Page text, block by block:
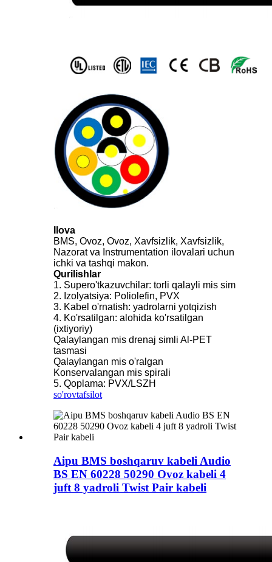
Ilova
BMS, Ovoz, Ovoz, Xavfsizlik, Xavfsizlik,
Nazorat va Instrumentation ilovalari uchun
ichki va tashqi makon.
Qurilishlar
1. Supero'tkazuvchilar: torli qalayli mis sim
2. Izolyatsiya: Poliolefin, PVX
3. Kabel o'rnatish: yadrolarni yotqizish
4. Ko'rsatilgan: alohida ko'rsatilgan
(ixtiyoriy)
Qalaylangan mis drenaj simli Al-PET
tasmasi
Qalaylangan mis o'ralgan
Konservalangan mis spirali
5. Qoplama: PVX/LSZH
so'rovtafsilot
Aipu BMS boshqaruv kabeli Audio
BS EN 60228 50290 Ovoz kabeli 4
juft 8 yadroli Twist Pair kabeli